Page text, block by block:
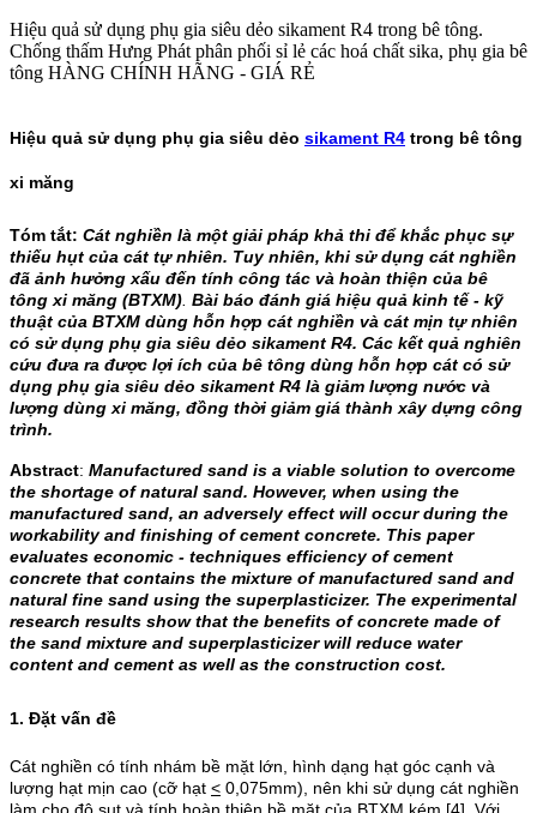
Hiệu quả sử dụng phụ gia siêu dẻo sikament R4 trong bê tông.
Chống thấm Hưng Phát phân phối sỉ lẻ các hoá chất sika, phụ gia bê
tông HÀNG CHÍNH HÃNG - GIÁ RẺ
Hiệu quả sử dụng phụ gia siêu dẻo sikament R4 trong bê tông
xi măng
Tóm tắt: Cát nghiền là một giải pháp khả thi để khắc phục sự
thiếu hụt của cát tự nhiên. Tuy nhiên, khi sử dụng cát nghiền
đã ảnh hưởng xấu đến tính công tác và hoàn thiện của bê
tông xi măng (BTXM) Bài báo đánh giá hiệu quả kinh tế - kỹ
thuật của BTXM dùng hỗn hợp cát nghiền và cát mịn tự nhiên
có sử dụng phụ gia siêu dẻo sikament R4. Các kết quả nghiên
cứu đưa ra được lợi ích của bê tông dùng hỗn hợp cát có sử
dụng phụ gia siêu dẻo sikament R4 là giảm lượng nước và
lượng dùng xi măng, đồng thời giảm giá thành xây dựng công
trình.
Abstract: Manufactured sand is a viable solution to overcome
the shortage of natural sand. However, when using the
manufactured sand, an adversely effect will occur during the
workability and finishing of cement concrete. This paper
evaluates economic - techniques efficiency of cement
concrete that contains the mixture of manufactured sand and
natural fine sand using the superplasticizer. The experimental
research results show that the benefits of concrete made of
the sand mixture and superplasticizer will reduce water
content and cement as well as the construction cost.
1. Đặt vấn đề
Cát nghiền có tính nhám bề mặt lớn, hình dạng hạt góc cạnh và
lượng hạt mịn cao (cỡ hạt < 0,075mm), nên khi sử dụng cát nghiền
làm cho độ sụt và tính hoàn thiện bề mặt của BTXM kém [4]. Với